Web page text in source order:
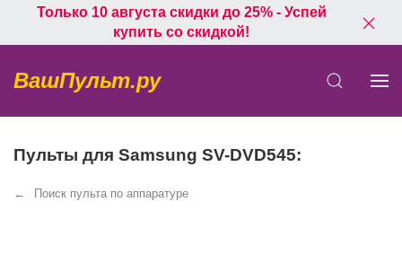
Только 10 августа скидки до 25% - Успей
купить со скидкой!
ВашПульт.ру
Пульты для Samsung SV-DVD545:
Поиск пульта по аппаратуре